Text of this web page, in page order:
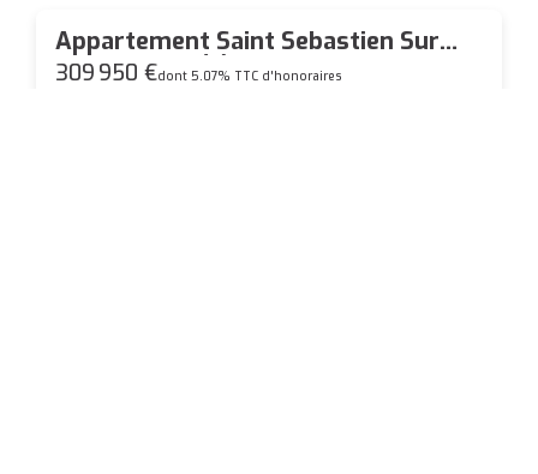
Appartement Saint Sebastien Sur
Loire 5 pièce(s) 103 m2
309 950 €dont 5.07% TTC d'honoraires